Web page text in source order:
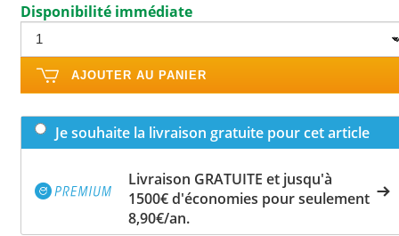
Disponibilité immédiate
AJOUTER AU PANIER
Je souhaite la livraison gratuite pour cet article
Livraison GRATUITE et jusqu'à
1500€ d'économies pour seulement
8,90€/an.